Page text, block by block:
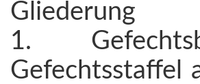
Gliederung
1.
Gefechtsstaffel